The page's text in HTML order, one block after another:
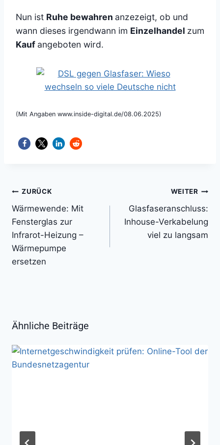
Nun ist Ruhe bewahren anzezeigt, ob und
wann dieses irgendwann im Einzelhandel zum
Kauf angeboten wird.
(Mit Angaben www.inside-digital.de/08.06.2025)
Beitragsnavigation
ZURÜCK
Wärmewende: Mit
Fensterglas zur
Infrarot-Heizung –
Wärmepumpe
ersetzen
WEITER
Glasfaseranschluss:
Inhouse-Verkabelung
viel zu langsam
Ähnliche Beiträge